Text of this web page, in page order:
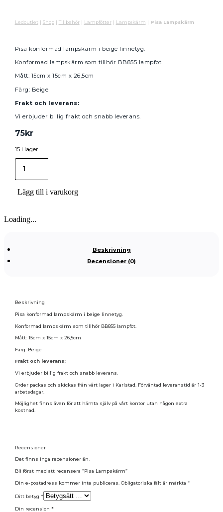
Ledoutlet | Shop| Tillbehör| Lampfötter| Lampskärm | Pisa Lampskärm
Pisa konformad lampskärm i beige linnetyg.
Konformad lampskärm som tillhör BB855 lampfot.
Mått: 15cm x 15cm x 26,5cm
Färg: Beige
Frakt och leverans:
Vi erbjuder billig frakt och snabb leverans.
75kr
15 i lager
Pisa
Lampskärm
mängd
Lägg till i varukorg
Loading...
Beskrivning
Recensioner (0)
Beskrivning
Pisa konformad lampskärm i beige linnetyg.
Konformad lampskärm som tillhör BB855 lampfot.
Mått: 15cm x 15cm x 26,5cm
Färg: Beige
Frakt och leverans:
Vi erbjuder billig frakt och snabb leverans.
Order packas och skickas från vårt lager i Karlstad. Förväntad leveranstid är 1-3
arbetsdagar.
Möjlighet finns även för att hämta själv på vårt kontor utan någon extra
kostnad.
Recensioner
Det finns inga recensioner än.
Bli först med att recensera ”Pisa Lampskärm”
Din e-postadress kommer inte publiceras. Obligatoriska fält är märkta *
Ditt betyg *
Din recension *